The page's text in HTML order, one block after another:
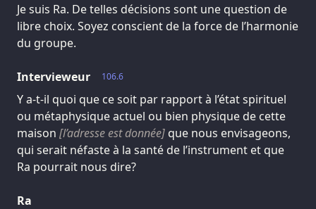
Je suis Ra. De telles décisions sont une question de
libre choix. Soyez conscient de la force de l’harmonie
du groupe.
106.6
Intervieweur
Y a-t-il quoi que ce soit par rapport à l’état spirituel
ou métaphysique actuel ou bien physique de cette
maison [l’adresse est donnée] que nous envisageons,
qui serait néfaste à la santé de l’instrument et que
Ra pourrait nous dire?
Ra